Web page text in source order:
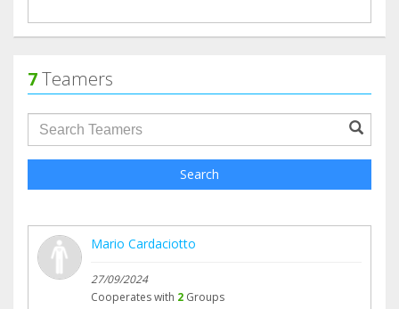
7Teamers
groupProfile.searchForm.search.text???
Search
Mario Cardaciotto
27/09/2024
Cooperates with 2 Groups